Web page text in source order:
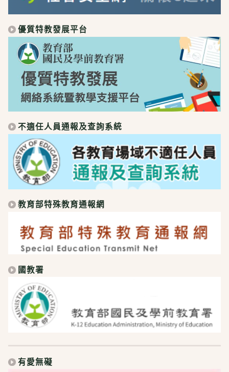
優質特教發展平台
不適任人員通報及查詢系統
教育部特殊教育通報網
國教署
有愛無礙